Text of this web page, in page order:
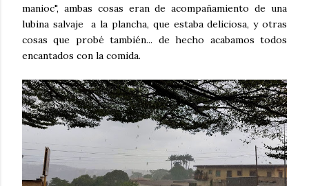
manioc", ambas cosas eran de acompañamiento de una
lubina salvaje a la plancha, que estaba deliciosa, y otras
cosas que probé también... de hecho acabamos todos
encantados con la comida.